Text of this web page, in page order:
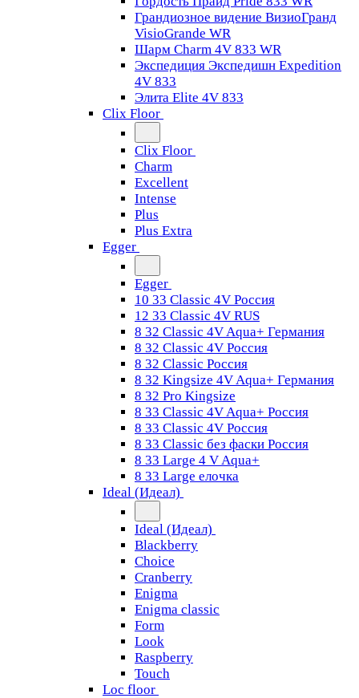
Грандиозное видение ВизиоГранд
VisioGrande WR
Шарм Charm 4V 833 WR
Экспедиция Экспедишн Expedition
4V 833
Элита Elite 4V 833
Clix Floor
Clix Floor
Charm
Excellent
Intense
Plus
Plus Extra
Egger
Egger
10 33 Classic 4V Россия
12 33 Classic 4V RUS
8 32 Classic 4V Aqua+ Германия
8 32 Classic 4V Россия
8 32 Classic Россия
8 32 Kingsize 4V Aqua+ Германия
8 32 Pro Kingsize
8 33 Classic 4V Aqua+ Россия
8 33 Classic 4V Россия
8 33 Classic без фаски Россия
8 33 Large 4 V Aqua+
8 33 Large елочка
Ideal (Идеал)
Ideal (Идеал)
Blackberry
Choice
Cranberry
Enigma
Enigma classic
Form
Look
Raspberry
Touch
Loc floor